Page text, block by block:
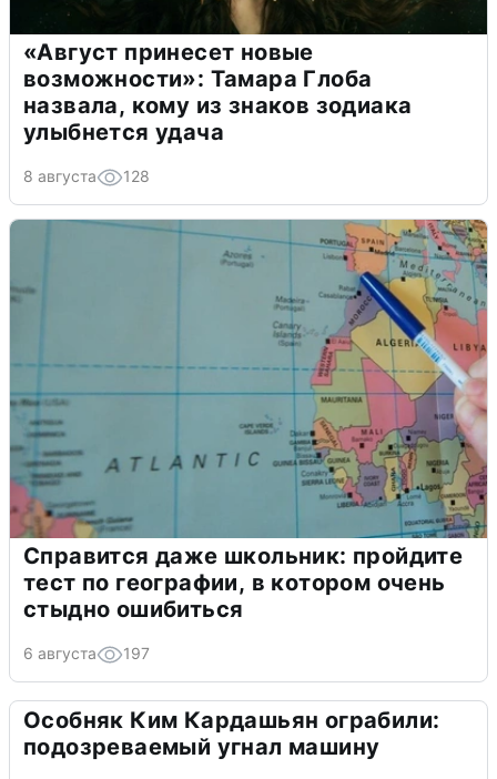
«Август принесет новые
возможности»: Тамара Глоба
назвала, кому из знаков зодиака
улыбнется удача
8 августа 128
Справится даже школьник: пройдите
тест по географии, в котором очень
стыдно ошибиться
6 августа 197
Особняк Ким Кардашьян ограбили:
подозреваемый угнал машину